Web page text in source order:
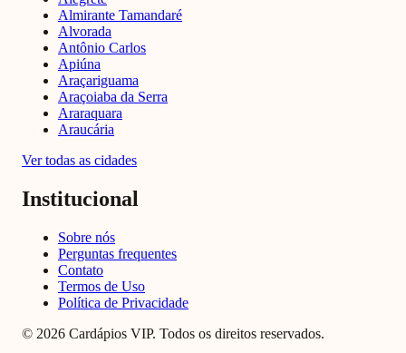
Almirante Tamandaré
Alvorada
Antônio Carlos
Apiúna
Araçariguama
Araçoiaba da Serra
Araraquara
Araucária
Ver todas as cidades
Institucional
Sobre nós
Perguntas frequentes
Contato
Termos de Uso
Política de Privacidade
© 2026 Cardápios VIP. Todos os direitos reservados.